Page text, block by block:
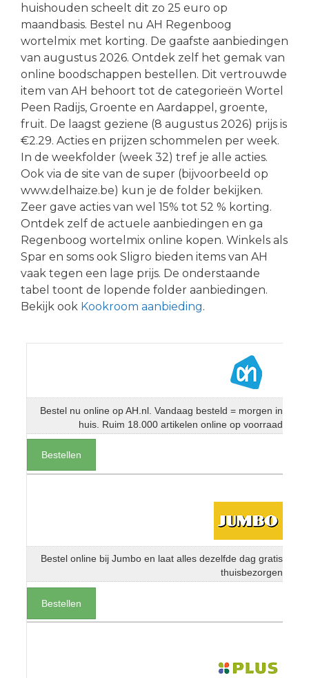
huishouden scheelt dit zo 25 euro op
maandbasis. Bestel nu AH Regenboog
wortelmix met korting. De gaafste aanbiedingen
van augustus 2026. Ontdek zelf het gemak van
online boodschappen bestellen. Dit vertrouwde
item van AH behoort tot de categorieën Wortel
Peen Radijs, Groente en Aardappel, groente,
fruit. De laagst geziene (8 augustus 2026) prijs is
€2.29. Acties en prijzen schommelen per week.
In de weekfolder (week 32) tref je alle acties.
Ook via de site van de super (bijvoorbeeld op
www.delhaize.be) kun je de folder bekijken.
Zeer gave acties van wel 15% tot 52 % korting.
Ontdek zelf de actuele aanbiedingen en ga
Regenboog wortelmix online kopen. Winkels als
Spar en soms ook Sligro bieden items van AH
vaak tegen een lage prijs. De onderstaande
tabel toont de lopende folder aanbiedingen.
Bekijk ook Kookroom aanbieding.
Bestel nu online op AH.nl. Vandaag besteld = morgen in
huis. Ruim 18.000 artikelen online op voorraad
Bestellen
Bestel online bij Jumbo en laat alles dezelfde dag gratis
thuisbezorgen
Bestellen